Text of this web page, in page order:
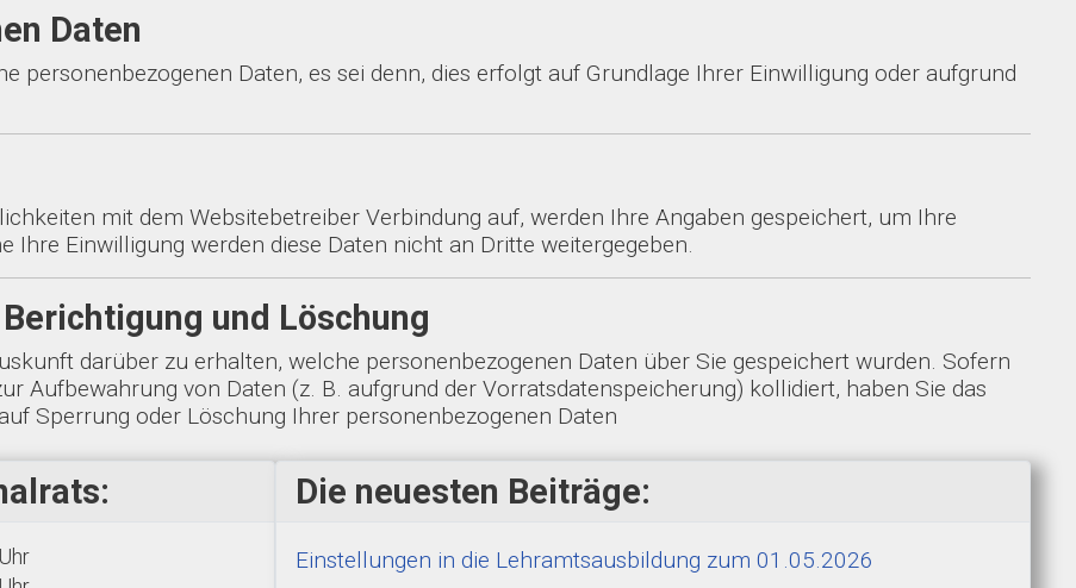
Daten
personenbezogenen Daten, es sei denn, dies erfolgt auf Grundlage Ihrer Einwilligung oder aufgrund
mit dem Websitebetreiber Verbindung auf, werden Ihre Angaben gespeichert, um Ihre
Ihre Einwilligung werden diese Daten nicht an Dritte weitergegeben.
und Löschung
darüber zu erhalten, welche personenbezogenen Daten über Sie gespeichert wurden. Sofern
Aufbewahrung von Daten (z. B. aufgrund der Vorratsdatenspeicherung) kollidiert, haben Sie das
Sperrung oder Löschung Ihrer personenbezogenen Daten
Die neuesten Beiträge:
Einstellungen in die Lehramtsausbildung zum 01.05.2026